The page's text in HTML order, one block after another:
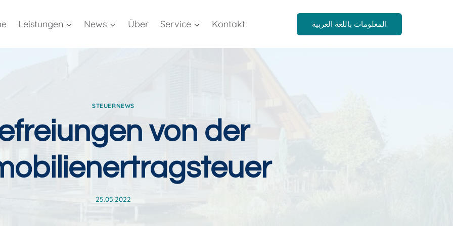
Leistungen News Über Service Kontakt المعلومات باللغة العربية
STEUERNEWS
von der
25.05.2022